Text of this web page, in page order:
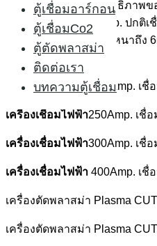
ตู้เชื่อมอาร์กอน
ตู้เชื่อมCo2
ตู้ตัดพลาสม่า
ติดต่อเรา
บทความตู้เชื่อม
เชื่อมได้หนาขึ้น ประสิทธิภาพ
เชื่อมอาร์กอน 200 Amp. ปกติ
250 Amp. ก็จะเชื่อมได้หนาถึง
เชื่อมได้หนาถึง 8mm.
เครื่องเชื่อมไฟฟ้า200Amp. เชื่
เครื่องเชื่อมไฟฟ้า250Amp. เชื่
เครื่องเชื่อมไฟฟ้า300Amp. เชื่
เครื่องเชื่อมไฟฟ้า 400Amp. เชื่
เครื่องตัดพลาสม่า Plasma
เครื่องตัดพลาสม่า Plasma